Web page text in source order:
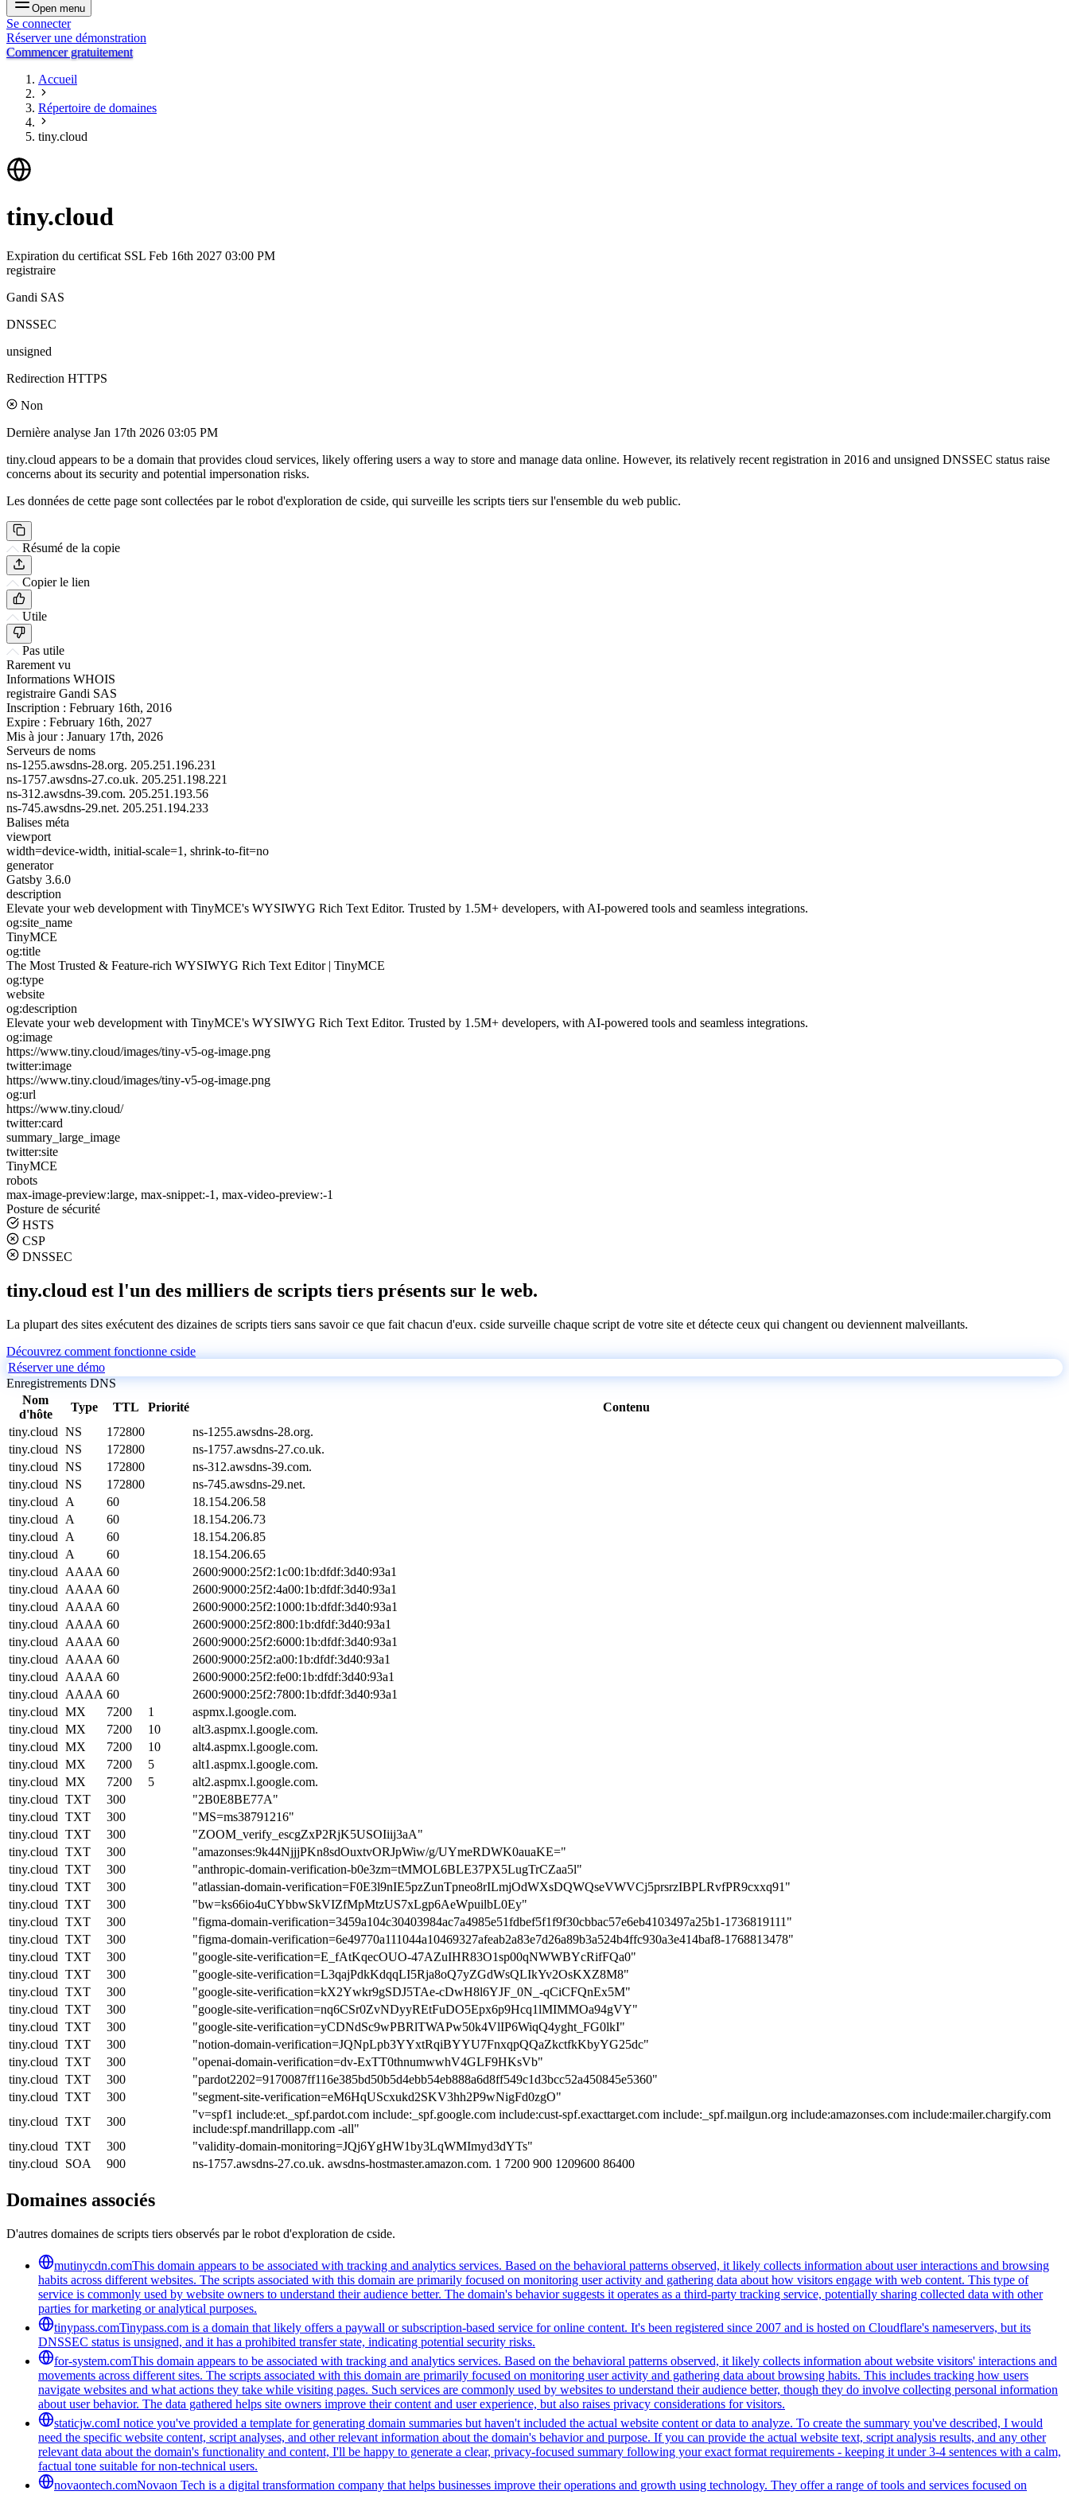
Open menu
Se connecter
Réserver une démonstration
Commencer gratuitement
Accueil
Répertoire de domaines
tiny.cloud
tiny.cloud
Expiration du certificat SSL Feb 16th 2027 03:00 PM
registraire
Gandi SAS
DNSSEC
unsigned
Redirection HTTPS
Non
Dernière analyse Jan 17th 2026 03:05 PM
tiny.cloud appears to be a domain that provides cloud services, likely offering users a way to store and manage data online. However, its relatively recent registration in 2016 and unsigned DNSSEC status raise
concerns about its security and potential impersonation risks.
Les données de cette page sont collectées par le robot d'exploration de cside, qui surveille les scripts tiers sur l'ensemble du web public.
Résumé de la copie
Copier le lien
Utile
Pas utile
Rarement vu
Informations WHOIS
registraire Gandi SAS
Inscription : February 16th, 2016
Expire : February 16th, 2027
Mis à jour : January 17th, 2026
Serveurs de noms
ns-1255.awsdns-28.org. 205.251.196.231
ns-1757.awsdns-27.co.uk. 205.251.198.221
ns-312.awsdns-39.com. 205.251.193.56
ns-745.awsdns-29.net. 205.251.194.233
Balises méta
viewport
width=device-width, initial-scale=1, shrink-to-fit=no
generator
Gatsby 3.6.0
description
Elevate your web development with TinyMCE's WYSIWYG Rich Text Editor. Trusted by 1.5M+ developers, with AI-powered tools and seamless integrations.
og:site_name
TinyMCE
og:title
The Most Trusted & Feature-rich WYSIWYG Rich Text Editor | TinyMCE
og:type
website
og:description
Elevate your web development with TinyMCE's WYSIWYG Rich Text Editor. Trusted by 1.5M+ developers, with AI-powered tools and seamless integrations.
og:image
https://www.tiny.cloud/images/tiny-v5-og-image.png
twitter:image
https://www.tiny.cloud/images/tiny-v5-og-image.png
og:url
https://www.tiny.cloud/
twitter:card
summary_large_image
twitter:site
TinyMCE
robots
max-image-preview:large, max-snippet:-1, max-video-preview:-1
Posture de sécurité
HSTS
CSP
DNSSEC
tiny.cloud est l'un des milliers de scripts tiers présents sur le web.
La plupart des sites exécutent des dizaines de scripts tiers sans savoir ce que fait chacun d'eux. cside surveille chaque script de votre site et détecte ceux qui changent ou deviennent malveillants.
Découvrez comment fonctionne cside
Réserver une démo
Enregistrements DNS
Nom
d'hôte
Type TTL Priorité
Contenu
tiny.cloud NS 172800
ns-1255.awsdns-28.org.
tiny.cloud NS 172800
ns-1757.awsdns-27.co.uk.
tiny.cloud NS 172800
ns-312.awsdns-39.com.
tiny.cloud NS 172800
ns-745.awsdns-29.net.
tiny.cloud
A 60
18.154.206.58
tiny.cloud
A 60
18.154.206.73
tiny.cloud
A 60
18.154.206.85
tiny.cloud
A 60
18.154.206.65
tiny.cloud
AAAA 60
2600:9000:25f2:1c00:1b:dfdf:3d40:93a1
tiny.cloud
AAAA 60
2600:9000:25f2:4a00:1b:dfdf:3d40:93a1
tiny.cloud
AAAA 60
2600:9000:25f2:1000:1b:dfdf:3d40:93a1
tiny.cloud
AAAA 60
2600:9000:25f2:800:1b:dfdf:3d40:93a1
tiny.cloud
AAAA 60
2600:9000:25f2:6000:1b:dfdf:3d40:93a1
tiny.cloud
AAAA 60
2600:9000:25f2:a00:1b:dfdf:3d40:93a1
tiny.cloud
AAAA 60
2600:9000:25f2:fe00:1b:dfdf:3d40:93a1
tiny.cloud
AAAA 60
2600:9000:25f2:7800:1b:dfdf:3d40:93a1
tiny.cloud MX 7200 1
aspmx.l.google.com.
tiny.cloud MX 7200 10
alt3.aspmx.l.google.com.
tiny.cloud MX 7200 10
alt4.aspmx.l.google.com.
tiny.cloud MX 7200 5
alt1.aspmx.l.google.com.
tiny.cloud MX 7200 5
alt2.aspmx.l.google.com.
tiny.cloud TXT 300
"2B0E8BE77A"
tiny.cloud TXT 300
"MS=ms38791216"
tiny.cloud TXT 300
"ZOOM_verify_escgZxP2RjK5USOIiij3aA"
tiny.cloud TXT 300
"amazonses:9k44NjjjPKn8sdOuxtvORJpWiw/g/UYmeRDWK0auaKE="
tiny.cloud TXT 300
"anthropic-domain-verification-b0e3zm=tMMOL6BLE37PX5LugTrCZaa5l"
tiny.cloud TXT 300
"atlassian-domain-verification=F0E3l9nIE5pzZunTpneo8rILmjOdWXsDQWQseVWVCj5prsrzIBPLRvfPR9cxxq91"
tiny.cloud TXT 300
"bw=ks66io4uCYbbwSkVIZfMpMtzUS7xLgp6AeWpuilbL0Ey"
tiny.cloud TXT 300
"figma-domain-verification=3459a104c30403984ac7a4985e51fdbef5f1f9f30cbbac57e6eb4103497a25b1-1736819111"
tiny.cloud TXT 300
"figma-domain-verification=6e49770a111044a10469327afeab2a83e7d26a89b3a524b4ffc930a3e414baf8-1768813478"
tiny.cloud TXT 300
"google-site-verification=E_fAtKqecOUO-47AZuIHR83O1sp00qNWWBYcRifFQa0"
tiny.cloud TXT 300
"google-site-verification=L3qajPdkKdqqLI5Rja8oQ7yZGdWsQLIkYv2OsKXZ8M8"
tiny.cloud TXT 300
"google-site-verification=kX2Ywkr9gSDJ5TAe-cDwH8l6YJF_0N_-qCiCFQnEx5M"
tiny.cloud TXT 300
"google-site-verification=nq6CSr0ZvNDyyREtFuDO5Epx6p9Hcq1lMIMMOa94gVY"
tiny.cloud TXT 300
"google-site-verification=yCDNdSc9wPBRlTWAPw50k4VlIP6WiqQ4yght_FG0lkI"
tiny.cloud TXT 300
"notion-domain-verification=JQNpLpb3YYxtRqiBYYU7FnxqpQQaZkctfkKbyYG25dc"
tiny.cloud TXT 300
"openai-domain-verification=dv-ExTT0thnumwwhV4GLF9HKsVb"
tiny.cloud TXT 300
"pardot2202=9170087ff116e385bd50b5d4ebb54eb888a6d8ff549c1d3bcc52a450845e5360"
tiny.cloud TXT 300
"segment-site-verification=eM6HqUScxukd2SKV3hh2P9wNigFd0zgO"
tiny.cloud TXT 300
"v=spf1 include:et._spf.pardot.com include:_spf.google.com include:cust-spf.exacttarget.com include:_spf.mailgun.org include:amazonses.com include:mailer.chargify.com
include:spf.mandrillapp.com -all"
tiny.cloud TXT 300
"validity-domain-monitoring=JQj6YgHW1by3LqWMImyd3dYTs"
tiny.cloud
SOA 900 ns-1757.awsdns-27.co.uk. awsdns-hostmaster.amazon.com. 1 7200 900 1209600 86400
Domaines associés
D'autres domaines de scripts tiers observés par le robot d'exploration de cside.
mutinycdn.comThis domain appears to be associated with tracking and analytics services. Based on the behavioral patterns observed, it likely collects information about user interactions and browsing
habits across different websites. The scripts associated with this domain are primarily focused on monitoring user activity and gathering data about how visitors engage with web content. This type of
service is commonly used by website owners to understand their audience better. The domain's behavior suggests it operates as a third-party tracking service, potentially sharing collected data with other
parties for marketing or analytical purposes.
tinypass.comTinypass.com is a domain that likely offers a paywall or subscription-based service for online content. It's been registered since 2007 and is hosted on Cloudflare's nameservers, but its
DNSSEC status is unsigned, and it has a prohibited transfer state, indicating potential security risks.
for-system.comThis domain appears to be associated with tracking and analytics services. Based on the behavioral patterns observed, it likely collects information about website visitors' interactions and
movements across different sites. The scripts associated with this domain are primarily focused on monitoring user activity and gathering data about browsing habits. This includes tracking how users
navigate websites and what actions they take while visiting pages. Such services are commonly used by websites to understand their audience better, though they do involve collecting personal information
about user behavior. The data gathered helps site owners improve their content and user experience, but also raises privacy considerations for visitors.
staticjw.comI notice you've provided a template for generating domain summaries but haven't included the actual website content or data to analyze. To create the summary you've described, I would
need the specific website content, script analyses, and other relevant information about the domain's behavior and purpose. If you can provide the actual website text, script analysis results, and any other
relevant data about the domain's functionality and content, I'll be happy to generate a clear, privacy-focused summary following your exact format requirements - keeping it under 3-4 sentences with a calm,
factual tone suitable for non-technical users.
novaontech.comNovaon Tech is a digital transformation company that helps businesses improve their operations and growth using technology. They offer a range of tools and services focused on